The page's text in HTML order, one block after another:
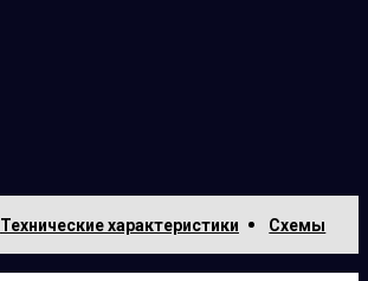
Технические характеристики Схемы